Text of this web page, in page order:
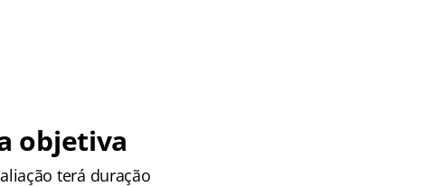
objetiva
terá duração